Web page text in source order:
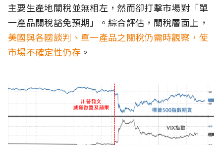
主要生產地關稅並無相左，然而卻打擊市場對「單
一產品關稅豁免預期」。綜合評估，關稅層面上，
美國與各國談判、單一產品之關稅仍需時觀察，使
市場不確定性仍存。